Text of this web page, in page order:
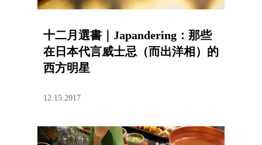
十二月選書｜Japandering：那些
在日本代言威士忌（而出洋相）的
西方明星
12.15.2017